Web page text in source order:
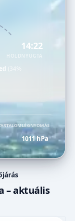
14:22
HOLDNYUGTA
LÉGNYOMÁS
1011 hPa
– aktuális